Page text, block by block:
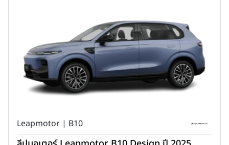
Leapmotor | B10